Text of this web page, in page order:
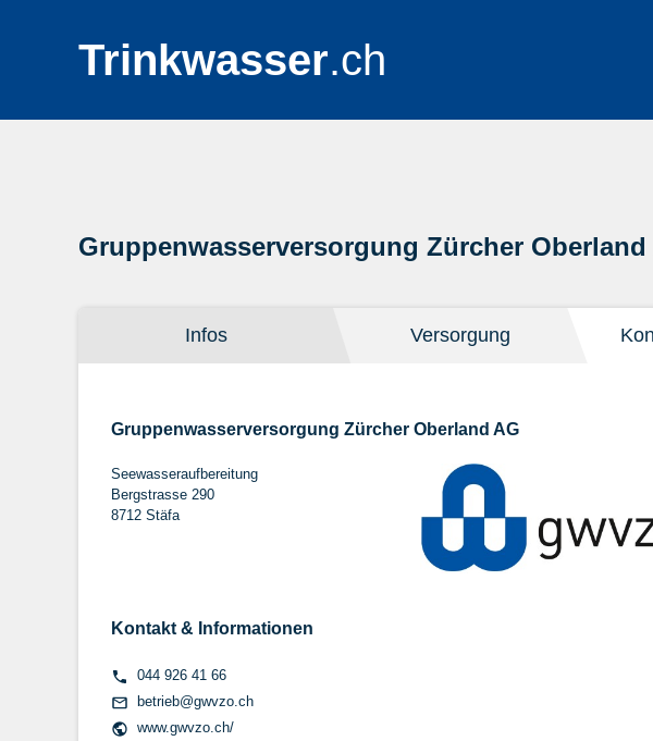
Trinkwasser.ch
Gruppenwasserversorgung Zürcher Oberland
Infos Versorgung
Gruppenwasserversorgung Zürcher Oberland AG
Seewasseraufbereitung
Bergstrasse 290
8712 Stäfa
Kontakt & Informationen
044 926 41 66
betrieb@gwvzo.ch
www.gwvzo.ch/